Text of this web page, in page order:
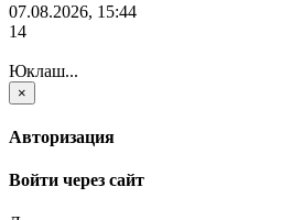
07.08.2026, 15:44
14
Юклаш...
×
Авторизация
Войти через сайт